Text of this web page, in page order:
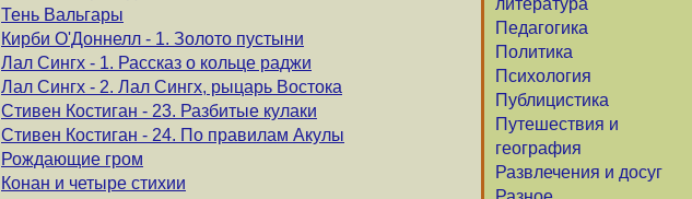
литература
Педагогика
Политика
Психология
Публицистика
Путешествия и
география
Развлечения и досуг
Тень Вальгары
Кирби О'Доннелл - 1. Золото пустыни
Лал Сингх - 1. Рассказ о кольце раджи
Лал Сингх - 2. Лал Сингх, рыцарь Востока
Стивен Костиган - 23. Разбитые кулаки
Стивен Костиган - 24. По правилам Акулы
Рождающие гром
Конан и четыре стихии